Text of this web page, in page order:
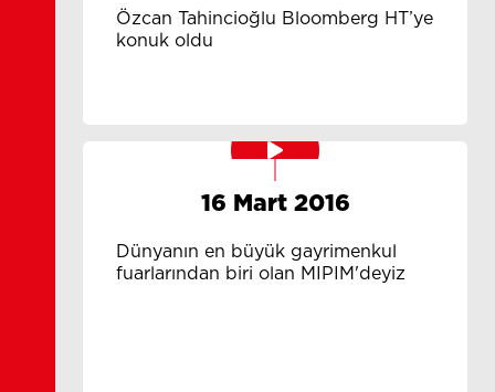
Özcan Tahincioğlu Bloomberg HT’ye
konuk oldu
16 Mart 2016
Dünyanın en büyük gayrimenkul
fuarlarından biri olan MIPIM'deyiz